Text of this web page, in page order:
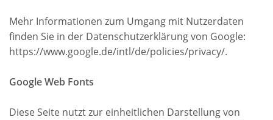
Mehr Informationen zum Umgang mit Nutzerdaten
finden Sie in der Datenschutzerklärung von Google:
https://www.google.de/intl/de/policies/privacy/.
Google Web Fonts
Diese Seite nutzt zur einheitlichen Darstellung von